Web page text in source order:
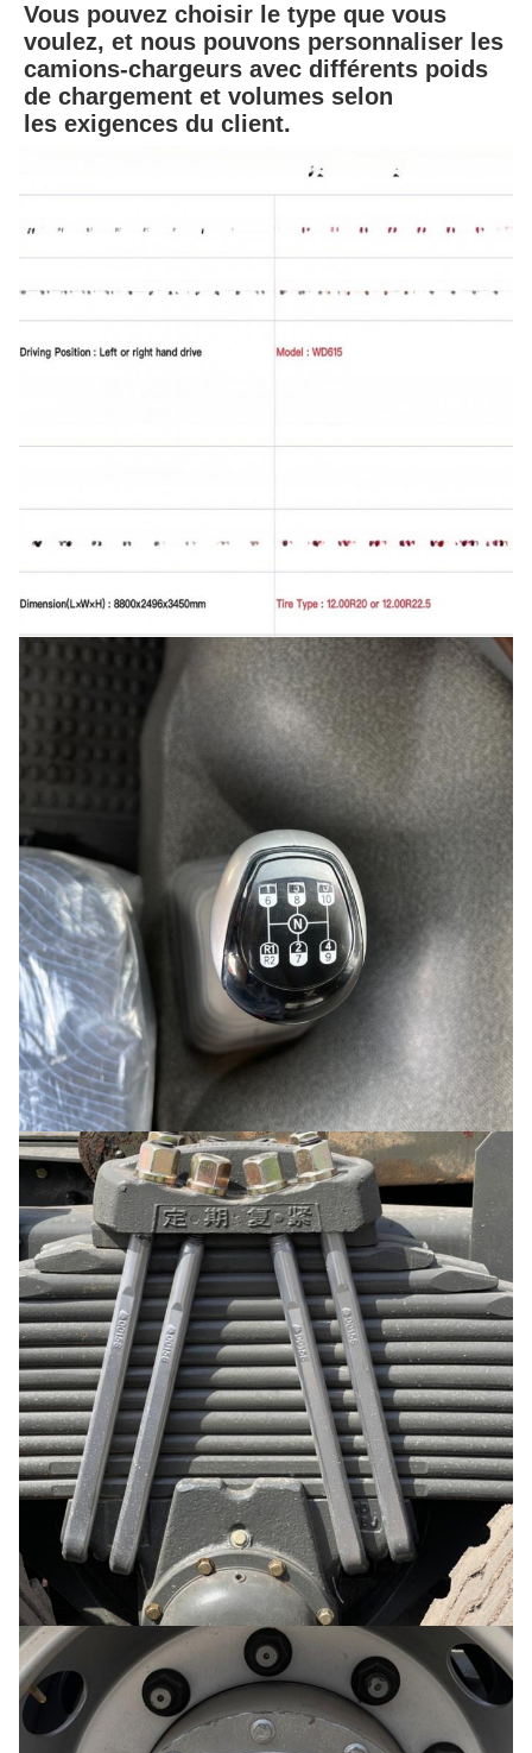
Vous pouvez choisir le type que vous
voulez, et nous pouvons personnaliser les
camions-chargeurs avec différents poids
de chargement et volumes selon
les exigences du client.